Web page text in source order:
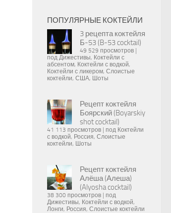
ПОПУЛЯРНЫЕ КОКТЕЙЛИ
3 рецепта коктейля
Б-53 (B-53 cocktail)
49 529 просмотров
под Дижестивы, Коктейли с
абсентом, Коктейли с водкой,
Коктейли с ликером, Слоистые
коктейли, США, Шоты
Рецепт коктейля
Боярский (Boyarskiy
shot cocktail)
41 113 просмотров под Коктейли
с водкой, Россия, Слоистые
коктейли, Шоты
Рецепт коктейля
Алёша (Алеша)
(Alyosha cocktail)
38 300 просмотров
под
Дижестивы, Коктейли с водкой,
Лонги, Россия, Слоистые коктейли